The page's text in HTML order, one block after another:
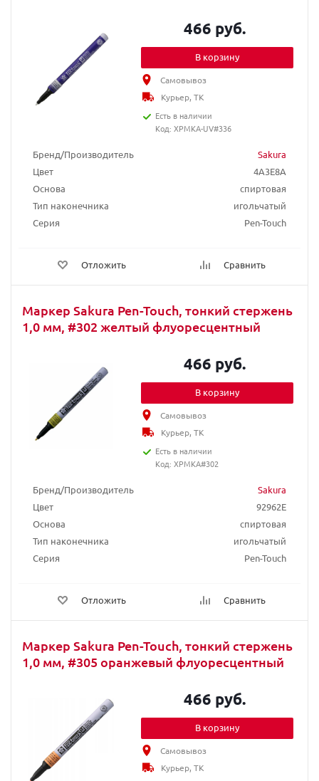
Бренд/Производитель
Sakura
Цвет
4A3E8A
Основа
спиртовая
Тип наконечника
игольчатый
Серия
Pen-Touch
Отложить Сравнить
466 руб.
В корзину
Самовывоз
Курьер, ТК
Есть в наличии
Код: XPMKA-UV#336
Маркер Sakura Pen-Touch, тонкий стержень
1,0 мм, #302 желтый флуоресцентный
Бренд/Производитель
Sakura
Цвет
92962E
Основа
спиртовая
Тип наконечника
игольчатый
Серия
Pen-Touch
Отложить Сравнить
466 руб.
В корзину
Самовывоз
Курьер, ТК
Есть в наличии
Код: XPMKA#302
Маркер Sakura Pen-Touch, тонкий стержень
1,0 мм, #305 оранжевый флуоресцентный
466 руб.
В корзину
Самовывоз
Курьер, ТК